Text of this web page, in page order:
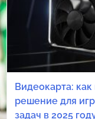
Видеокарта:
решение для
задач в 2025